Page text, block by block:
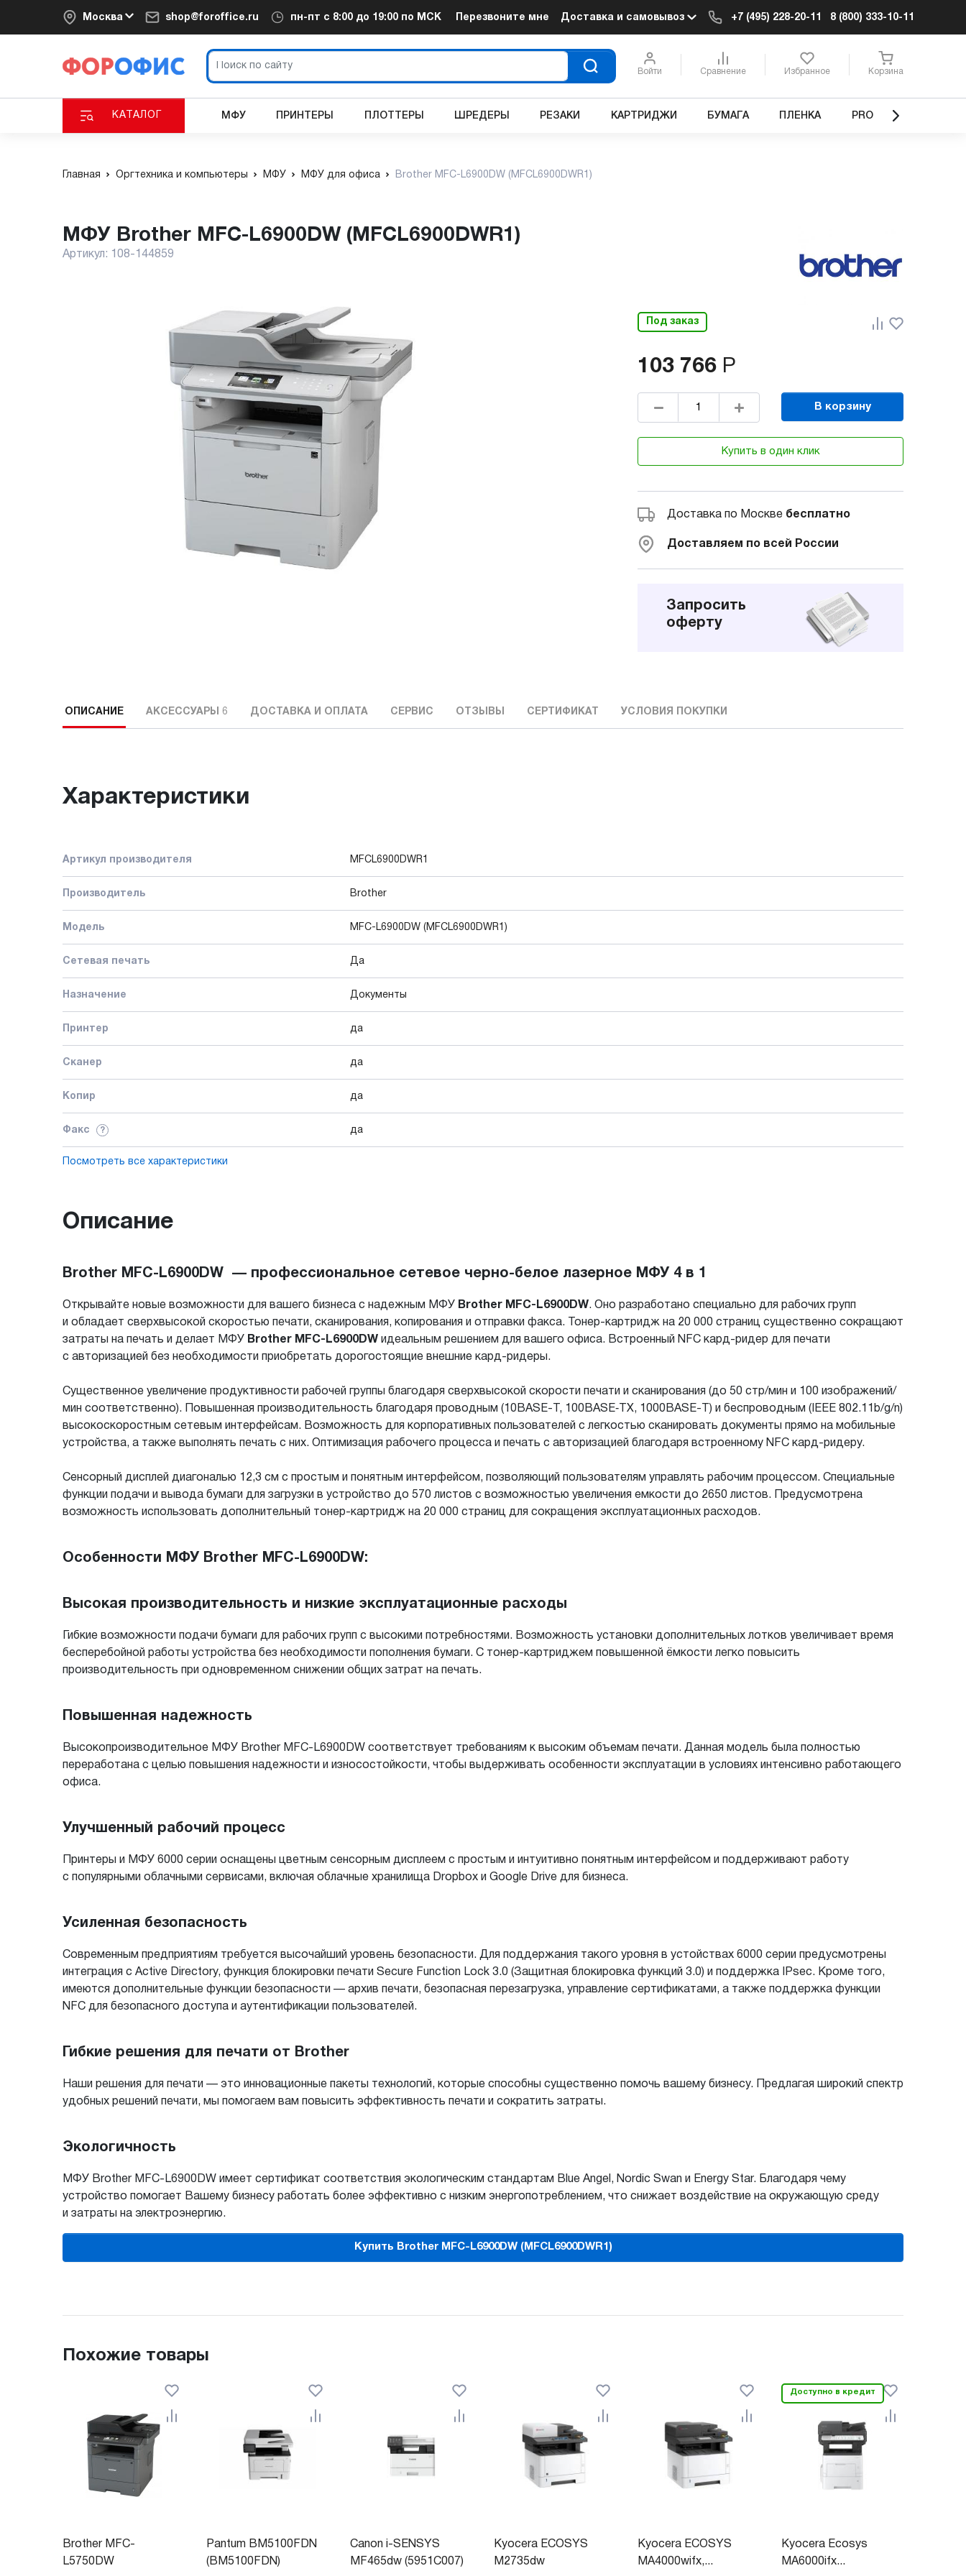
Москва shop@foroffice.ru пн-пт с 8:00 до 19:00 по МСК Перезвоните мне Доставка и самовывоз +7 (495) 228-20-11 8 (800) 333-10-11
Войти Сравнение Избранное Корзина
КАТАЛОГ МФУ ПРИНТЕРЫ ПЛОТТЕРЫ ШРЕДЕРЫ РЕЗАКИ КАРТРИДЖИ БУМАГА ПЛЕНКА PRO
Главная Оргтехника и компьютеры МФУ МФУ для офиса Brother MFC-L6900DW (MFCL6900DWR1)
МФУ Brother MFC-L6900DW (MFCL6900DWR1)
Артикул: 108-144859
Под заказ
103 766 Р
В корзину
Купить в один клик
Доставка по Москве бесплатно
Доставляем по всей России
Запросить
оферту
ОПИСАНИЕ АКСЕССУАРЫ 6 ДОСТАВКА И ОПЛАТА СЕРВИС ОТЗЫВЫ СЕРТИФИКАТ УСЛОВИЯ ПОКУПКИ
Характеристики
Артикул производителя MFCL6900DWR1
Производитель Brother
Модель MFC-L6900DW (MFCL6900DWR1)
Сетевая печать Да
Назначение Документы
Принтер да
Сканер да
Копир да
Факс ? да
Посмотреть все характеристики
Описание
Brother MFC-L6900DW — профессиональное сетевое черно-белое лазерное МФУ 4 в 1
Открывайте новые возможности для вашего бизнеса с надежным МФУ Brother MFC-L6900DW. Оно разработано специально для рабочих групп
и обладает сверхвысокой скоростью печати, сканирования, копирования и отправки факса. Тонер-картридж на 20 000 страниц существенно сокращают
затраты на печать и делает МФУ Brother MFC-L6900DW идеальным решением для вашего офиса. Встроенный NFC кард-ридер для печати
с авторизацией без необходимости приобретать дорогостоящие внешние кард-ридеры.
Существенное увеличение продуктивности рабочей группы благодаря сверхвысокой скорости печати и сканирования (до 50 стр/мин и 100 изображений/
мин соответственно). Повышенная производительность благодаря проводным (10BASE-T, 100BASE‑TX, 1000BASE-T) и беспроводным (IEEE 802.11b/g/n)
высокоскоростным сетевым интерфейсам. Возможность для корпоративных пользователей с легкостью сканировать документы прямо на мобильные
устройства, а также выполнять печать с них. Оптимизация рабочего процесса и печать с авторизацией благодаря встроенному NFC кард-ридеру.
Сенсорный дисплей диагональю 12,3 см с простым и понятным интерфейсом, позволяющий пользователям управлять рабочим процессом. Специальные
функции подачи и вывода бумаги для загрузки в устройство до 570 листов с возможностью увеличения емкости до 2650 листов. Предусмотрена
возможность использовать дополнительный тонер-картридж на 20 000 страниц для сокращения эксплуатационных расходов.
Особенности МФУ Brother MFC-L6900DW:
Высокая производительность и низкие эксплуатационные расходы
Гибкие возможности подачи бумаги для рабочих групп с высокими потребностями. Возможность установки дополнительных лотков увеличивает время
бесперебойной работы устройства без необходимости пополнения бумаги. С тонер-картриджем повышенной ёмкости легко повысить
производительность при одновременном снижении общих затрат на печать.
Повышенная надежность
Высокопроизводительное МФУ Brother MFC-L6900DW соответствует требованиям к высоким объемам печати. Данная модель была полностью
переработана с целью повышения надежности и износостойкости, чтобы выдерживать особенности эксплуатации в условиях интенсивно работающего
офиса.
Улучшенный рабочий процесс
Принтеры и МФУ 6000 серии оснащены цветным сенсорным дисплеем с простым и интуитивно понятным интерфейсом и поддерживают работу
с популярными облачными сервисами, включая облачные хранилища Dropbox и Google Drive для бизнеса.
Усиленная безопасность
Современным предприятиям требуется высочайший уровень безопасности. Для поддержания такого уровня в устойствах 6000 серии предусмотрены
интеграция с Active Directory, функция блокировки печати Secure Function Lock 3.0 (Защитная блокировка функций 3.0) и поддержка IPsec. Кроме того,
имеются дополнительные функции безопасности — архив печати, безопасная перезагрузка, управление сертификатами, а также поддержка функции
NFC для безопасного доступа и аутентификации пользователей.
Гибкие решения для печати от Brother
Наши решения для печати — это инновационные пакеты технологий, которые способны существенно помочь вашему бизнесу. Предлагая широкий спектр
удобных решений печати, мы помогаем вам повысить эффективность печати и сократить затраты.
Экологичность
МФУ Brother MFC-L6900DW имеет сертификат соответствия экологическим стандартам Blue Angel, Nordic Swan и Energy Star. Благодаря чему
устройство помогает Вашему бизнесу работать более эффективно с низким энергопотреблением, что снижает воздействие на окружающую среду
и затраты на электроэнергию.
Купить Brother MFC-L6900DW (MFCL6900DWR1)
Похожие товары
Brother MFC-
L5750DW
Pantum BM5100FDN
(BM5100FDN)
Canon i-SENSYS
MF465dw (5951C007)
Kyocera ECOSYS
M2735dw
Kyocera ECOSYS
MA4000wifx,...
Доступно в кредит
Kyocera Ecosys
MA6000ifx...